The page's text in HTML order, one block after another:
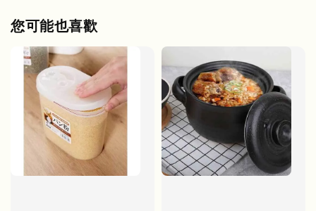
您可能也喜歡